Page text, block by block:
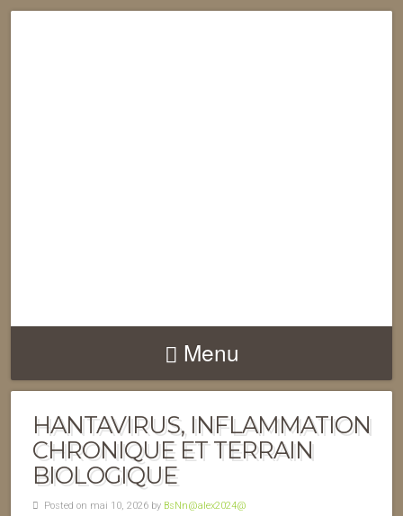
Menu
HANTAVIRUS, INFLAMMATION
CHRONIQUE ET TERRAIN
BIOLOGIQUE
Posted on mai 10, 2026 by BsNn@alex2024@